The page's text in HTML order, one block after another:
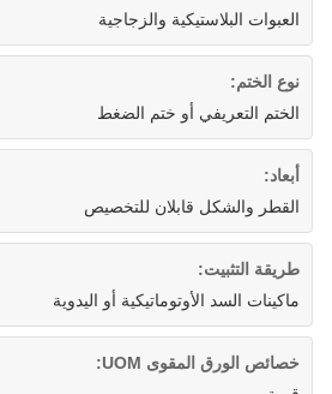
العبوات البلاستيكية والزجاجية
نوع الختم:
الختم التعريفي أو ختم الضغط
أبعاد:
القطر والشكل قابلان للتخصيص
طريقة التثبيت:
ماكينات السد الأوتوماتيكية أو اليدوية
خصائص الورق المقوى UOM: